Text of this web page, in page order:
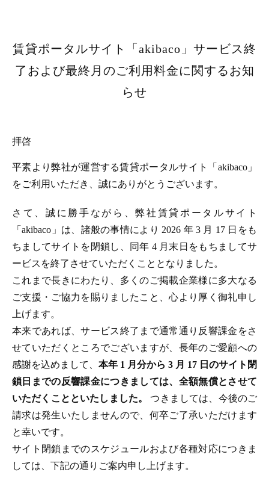
賃貸ポータルサイト「akibaco」サービス終
了および最終月のご利用料金に関するお知
らせ
拝啓
平素より弊社が運営する賃貸ポータルサイト「akibaco」
をご利用いただき、誠にありがとうございます。
さて、誠に勝手ながら、弊社賃貸ポータルサイト
「akibaco」は、諸般の事情により 2026 年 3 月 17 日をも
ちましてサイトを閉鎖し、同年 4 月末日をもちましてサ
ービスを終了させていただくこととなりました。
これまで長きにわたり、多くのご掲載企業様に多大なる
ご支援・ご協力を賜りましたこと、心より厚く御礼申し
上げます。
本来であれば、サービス終了まで通常通り反響課金をさ
せていただくところでございますが、長年のご愛顧への
感謝を込めまして、 本年 1 月分から 3 月 17 日のサイト閉
鎖日までの反響課金につきましては、全額無償とさせて
いただくことといたしました。つきましては、今後のご
請求は発生いたしませんので、何卒ご了承いただけます
と幸いです。
サイト閉鎖までのスケジュールおよび各種対応につきま
しては、下記の通りご案内申し上げます。